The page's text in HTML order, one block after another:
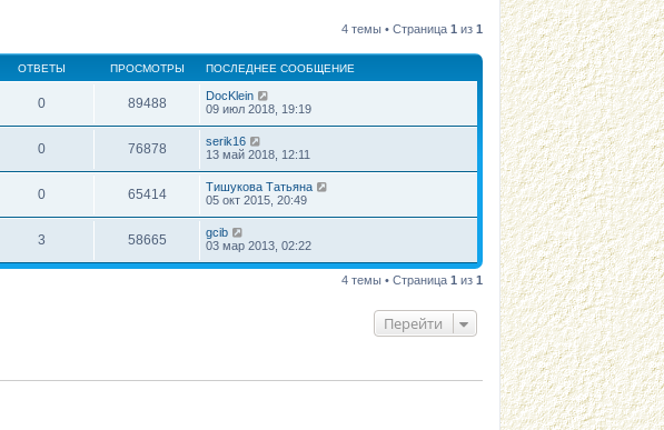
4 темы • Страница 1 из 1
ОТВЕТЫ ПРОСМОТРЫ ПОСЛЕДНЕЕ СООБЩЕНИЕ
0 89488
DocKlein
09 июл 2018, 19:19
0 76878
serik16
13 май 2018, 12:11
0 65414
Тишукова Татьяна
05 окт 2015, 20:49
3 58665
gcib
03 мар 2013, 02:22
4 темы • Страница 1 из 1
Перейти